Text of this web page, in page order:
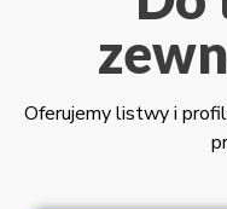
Oferujemy listwy i